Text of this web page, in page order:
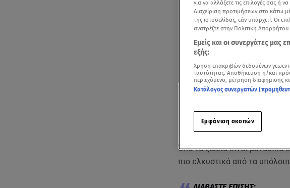
Δείτε
Όλα τα ζώδια είναι
πιο ελκυστικά από τα
για να αλλάξετε τις επιλογές σας
Διαχείριση προτιμήσεων στο κάτω
της ιστοσελίδας, εάν υπάρχει]. Οι
ανατρέξτε στην Πολιτική
Εμείς και οι συνεργάτες μας
εξής:
Χρήση επακριβών δεδομένων
ταυτότητας. Αποθήκευση ή/και
περιεχόμενο, μέτρηση διαφήμισης
Κατάλογος συνεργατών
Εμφάνιση σκοπών